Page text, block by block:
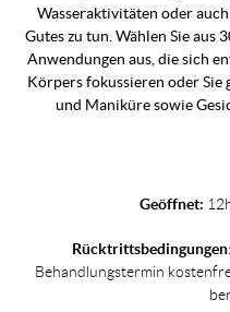
Wasseraktivitäten oder
Gutes zu tun. Wählen Sie aus
Anwendungen aus, die sich
Körpers fokussieren oder Sie
und Maniküre sowie
Geöffnet:
Rücktrittsbedingungen
Behandlungstermin